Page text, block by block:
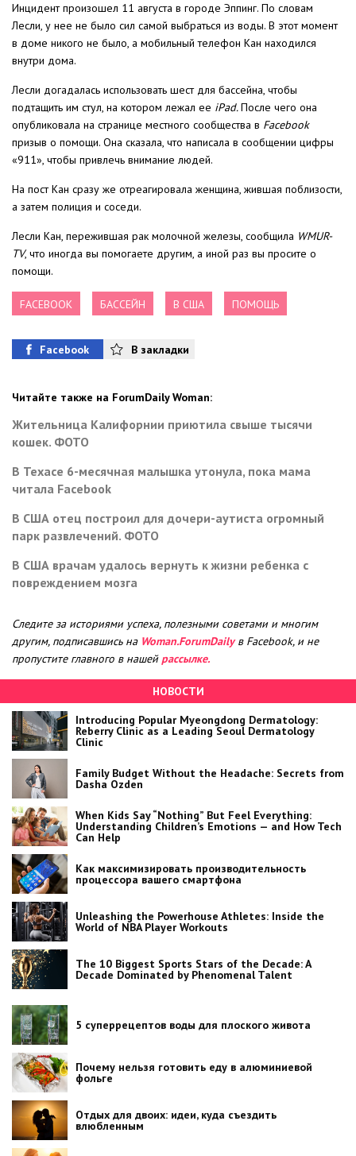
Инцидент произошел 11 августа в городе Эппинг. По словам
Лесли, у нее не было сил самой выбраться из воды. В этот момент
в доме никого не было, а мобильный телефон Кан находился
внутри дома.
Лесли догадалась использовать шест для бассейна, чтобы
подтащить им стул, на котором лежал ее iPad.После чего она
опубликовала на странице местного сообщества в Facebook
призыв о помощи. Она сказала, что написала в сообщении цифры
«911», чтобы привлечь внимание людей.
На пост Кан сразу же отреагировала женщина, жившая поблизости,
а затем полиция и соседи.
Лесли Кан, пережившая рак молочной железы, сообщила WMUR-
TV, что иногда вы помогаете другим, а иной раз вы просите о
помощи.
FACEBOOK БАССЕЙН В США ПОМОЩЬ
Facebook В закладки
Читайте также на ForumDaily Woman:
Жительница Калифорнии приютила свыше тысячи
кошек. ФОТО
В Техасе 6-месячная малышка утонула, пока мама
читала Facebook
В США отец построил для дочери-аутиста огромный
парк развлечений. ФОТО
В США врачам удалось вернуть к жизни ребенка с
повреждением мозга
Следите за историями успеха, полезными советами и многим
другим, подписавшись на Woman.ForumDailyв Facebook, и не
пропустите главного в нашей рассылке.
НОВОСТИ
Introducing Popular Myeongdong Dermatology:
Reberry Clinic as a Leading Seoul Dermatology
Clinic
Family Budget Without the Headache: Secrets from
Dasha Ozden
When Kids Say “Nothing” But Feel Everything:
Understanding Children’s Emotions — and How Tech
Can Help
Как максимизировать производительность
процессора вашего смартфона
Unleashing the Powerhouse Athletes: Inside the
World of NBA Player Workouts
The 10 Biggest Sports Stars of the Decade: A
Decade Dominated by Phenomenal Talent
5 суперрецептов воды для плоского живота
Почему нельзя готовить еду в алюминиевой
фольге
Отдых для двоих: идеи, куда съездить
влюбленным